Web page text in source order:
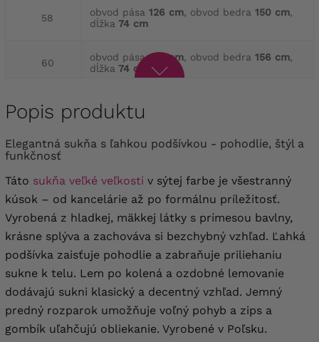
58 obvod pása 126 cm, obvod bedra 150 cm,
dĺžka 74 cm
60 obvod pása 136 cm, obvod bedra 156 cm,
dĺžka 74 cm
Popis produktu
Elegantná sukňa s ľahkou podšívkou - pohodlie, štýl a
funkčnosť
Táto sukňa veľké veľkosti v sýtej farbe je všestranný
kúsok – od kancelárie až po formálnu príležitosť.
Vyrobená z hladkej, mäkkej látky s prímesou bavlny,
krásne splýva a zachováva si bezchybný vzhľad. Ľahká
podšívka zaisťuje pohodlie a zabraňuje priliehaniu
sukne k telu. Lem po kolená a ozdobné lemovanie
dodávajú sukni klasický a decentný vzhľad. Jemný
predný rozparok umožňuje voľný pohyb a zips a
gombík uľahčujú obliekanie. Vyrobené v Poľsku.